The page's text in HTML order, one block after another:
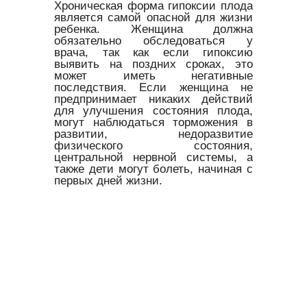
Хроническая форма гипоксии плода
является самой опасной для жизни
ребенка. Женщина должна
обязательно обследоваться у
врача, так как если гипоксию
выявить на поздних сроках, это
может иметь негативные
последствия. Если женщина не
предпринимает никаких действий
для улучшения состояния плода,
могут наблюдаться торможения в
развитии, недоразвитие
физического состояния,
центральной нервной системы, а
также дети могут болеть, начиная с
первых дней жизни.